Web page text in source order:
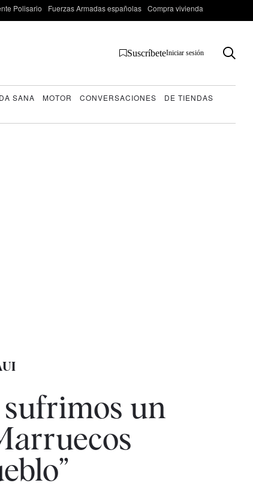
Polisario Fuerzas Armadas españolas Compra vivienda
SuscríbeteIniciar sesión
SANA MOTOR CONVERSACIONES
DE TIENDAS
sufrimos un